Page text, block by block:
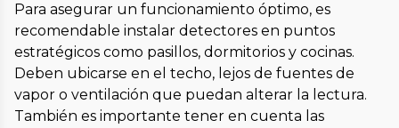
Para asegurar un funcionamiento óptimo, es
recomendable instalar detectores en puntos
estratégicos como pasillos, dormitorios y cocinas.
Deben ubicarse en el techo, lejos de fuentes de
vapor o ventilación que puedan alterar la lectura.
También es importante tener en cuenta las